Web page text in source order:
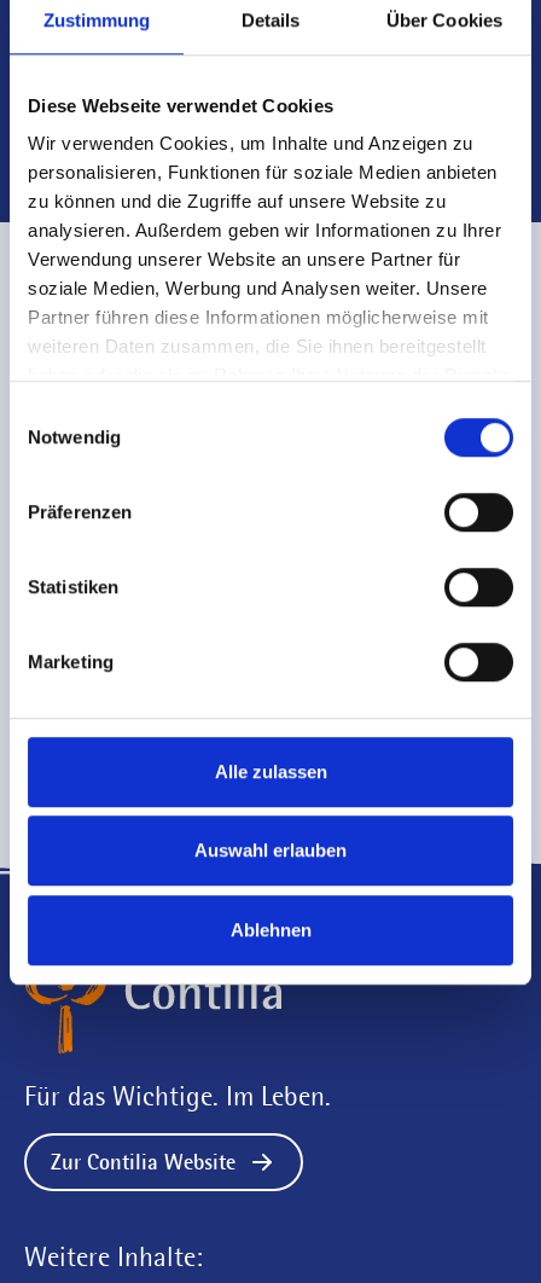
Zustimmung Details Über Cookies
Diese Webseite verwendet Cookies
Wir verwenden Cookies, um Inhalte und Anzeigen zu
personalisieren, Funktionen für soziale Medien anbieten
zu können und die Zugriffe auf unsere Website zu
analysieren. Außerdem geben wir Informationen zu Ihrer
Verwendung unserer Website an unsere Partner für
soziale Medien, Werbung und Analysen weiter. Unsere
Partner führen diese Informationen möglicherweise mit
weiteren Daten zusammen, die Sie ihnen bereitgestellt
Notwendig
Präferenzen
Statistiken
Marketing
Alle zulassen
Auswahl erlauben
Ablehnen
Fachabteilung
Jobs finden
Filter zurücksetzen
Es wurden 1 Stellen gefunden:
1
Pflegehelfer / PFA (m/w/d)
PFLEGE- UND BETREUUNG
Maria Frieden Quartier
Friedrich-Ebert-Straße 48 , 58332 Schwelm
1
Für das Wichtige. Im Leben.
Zur Contilia Website
Weitere Inhalte: